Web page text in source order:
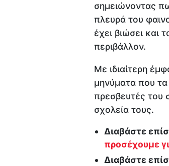
σημειώνοντας
πλευρά του
έχει βιώσει και
περιβάλλον.
Με ιδιαίτερη
μηνύματα που τα
πρεσβευτές του
σχολεία τους.
Διαβάστε
προσέχουμε
Διαβάστε